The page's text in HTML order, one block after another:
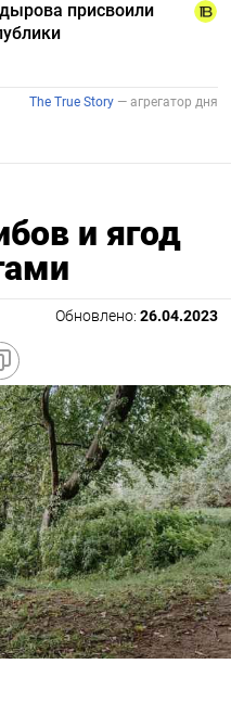
и ягод
Обновлено: 26.04.2023